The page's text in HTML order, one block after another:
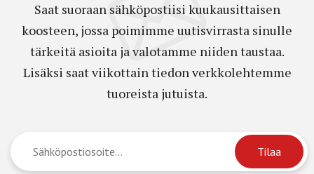
Saat suoraan sähköpostiisi kuukausittaisen
koosteen, jossa poimimme uutisvirrasta sinulle
tärkeitä asioita ja valotamme niiden taustaa.
Lisäksi saat viikottain tiedon verkkolehtemme
tuoreista jutuista.